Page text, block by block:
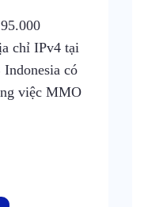
chỉ IPv4 tại
Indonesia có
việc MMO